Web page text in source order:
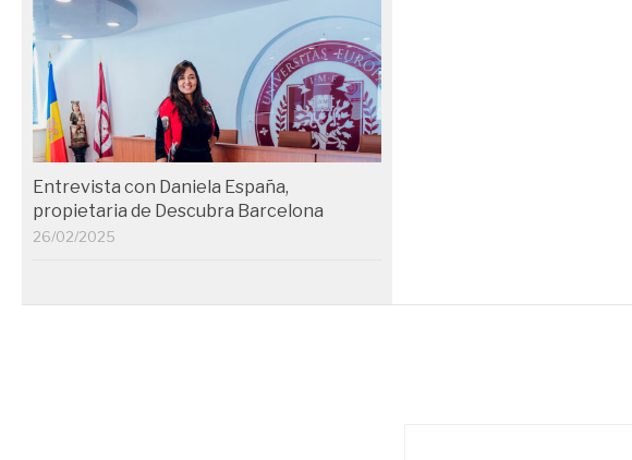
Entrevista con Daniela España,
propietaria de Descubra Barcelona
26/02/2025